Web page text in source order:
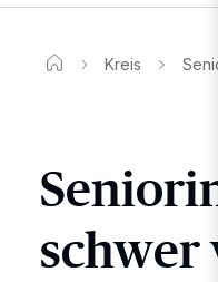
Kreis
schwer